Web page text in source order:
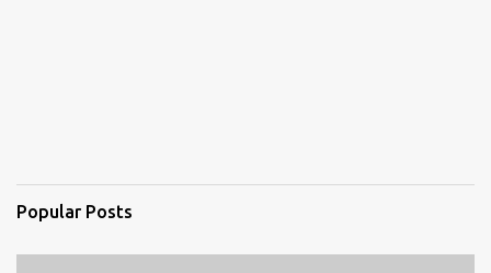
Popular Posts